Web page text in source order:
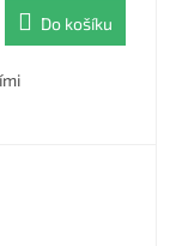
Do košíku